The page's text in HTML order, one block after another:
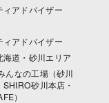
ィアドバイザー
ィアドバイザー
海道・砂川エリア
なの工場（砂川
SHIRO砂川本店・
）